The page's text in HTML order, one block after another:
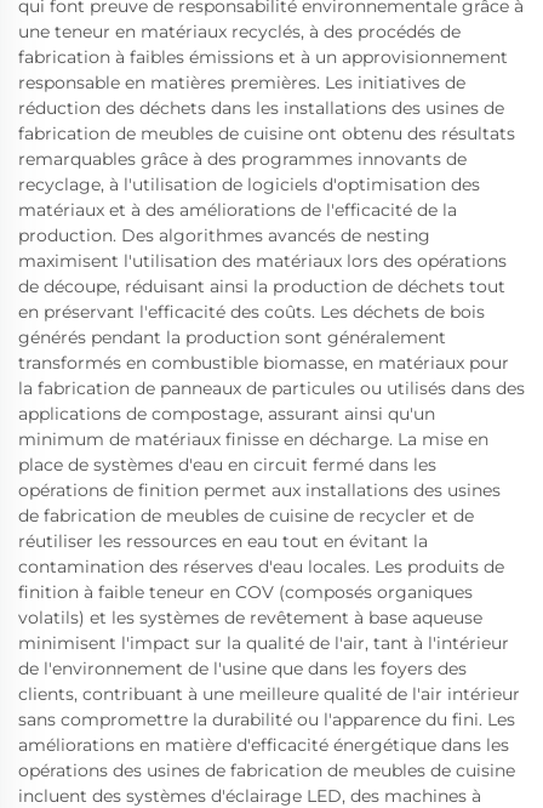
qui font preuve de responsabilité environnementale grâce à
une teneur en matériaux recyclés, à des procédés de
fabrication à faibles émissions et à un approvisionnement
responsable en matières premières. Les initiatives de
réduction des déchets dans les installations des usines de
fabrication de meubles de cuisine ont obtenu des résultats
remarquables grâce à des programmes innovants de
recyclage, à l'utilisation de logiciels d'optimisation des
matériaux et à des améliorations de l'efficacité de la
production. Des algorithmes avancés de nesting
maximisent l'utilisation des matériaux lors des opérations
de découpe, réduisant ainsi la production de déchets tout
en préservant l'efficacité des coûts. Les déchets de bois
générés pendant la production sont généralement
transformés en combustible biomasse, en matériaux pour
la fabrication de panneaux de particules ou utilisés dans des
applications de compostage, assurant ainsi qu'un
minimum de matériaux finisse en décharge. La mise en
place de systèmes d'eau en circuit fermé dans les
opérations de finition permet aux installations des usines
de fabrication de meubles de cuisine de recycler et de
réutiliser les ressources en eau tout en évitant la
contamination des réserves d'eau locales. Les produits de
finition à faible teneur en COV (composés organiques
volatils) et les systèmes de revêtement à base aqueuse
minimisent l'impact sur la qualité de l'air, tant à l'intérieur
de l'environnement de l'usine que dans les foyers des
clients, contribuant à une meilleure qualité de l'air intérieur
sans compromettre la durabilité ou l'apparence du fini. Les
améliorations en matière d'efficacité énergétique dans les
opérations des usines de fabrication de meubles de cuisine
incluent des systèmes d'éclairage LED, des machines à